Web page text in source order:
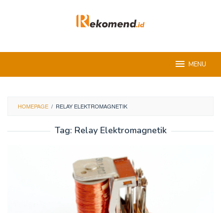
MENU
HOMEPAGE / RELAY ELEKTROMAGNETIK
Tag: Relay Elektromagnetik